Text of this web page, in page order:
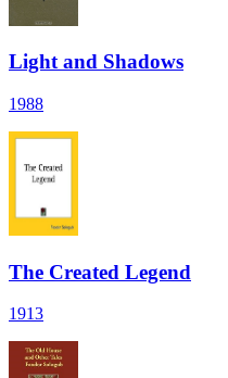
Light and Shadows
1988
The Created Legend
1913